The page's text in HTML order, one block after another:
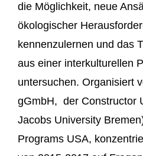
die Möglichkeit, neue
ökologischer
kennenzulernen und das
aus einer interkulturellen
untersuchen. Organisiert
gGmbH, der Constructor
Jacobs University
Programs USA,